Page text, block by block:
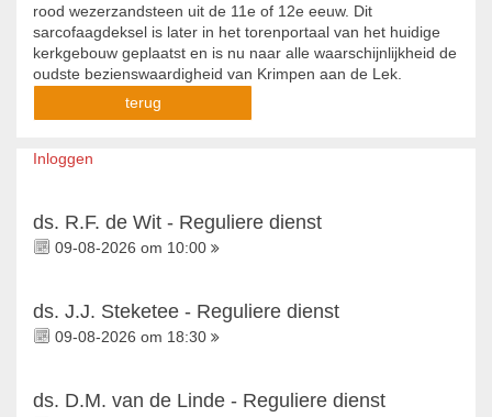
rood wezerzandsteen uit de 11e of 12e eeuw. Dit
sarcofaagdeksel is later in het torenportaal van het huidige
kerkgebouw geplaatst en is nu naar alle waarschijnlijkheid de
oudste bezienswaardigheid van Krimpen aan de Lek.
terug
Inloggen
ds. R.F. de Wit - Reguliere dienst
09-08-2026 om 10:00
ds. J.J. Steketee - Reguliere dienst
09-08-2026 om 18:30
ds. D.M. van de Linde - Reguliere dienst